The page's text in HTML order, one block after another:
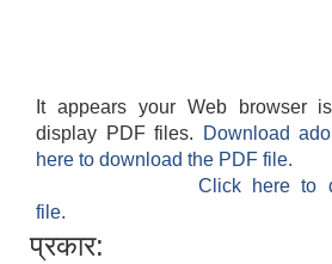
It appears your Web browser
display PDF files.
Download
here to download the PDF file.
Click here to
file.
प्रकार: